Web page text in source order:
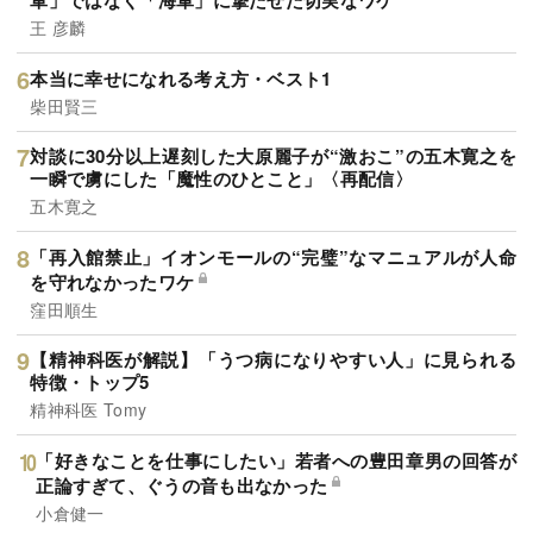
王 彦麟
本当に幸せになれる考え方・ベスト1
柴田賢三
対談に30分以上遅刻した大原麗子が“激おこ”の五木寛之を
一瞬で虜にした「魔性のひとこと」〈再配信〉
五木寛之
「再入館禁止」イオンモールの“完璧”なマニュアルが人命
を守れなかったワケ
窪田順生
【精神科医が解説】「うつ病になりやすい人」に見られる
特徴・トップ5
精神科医 Tomy
「好きなことを仕事にしたい」若者への豊田章男の回答が
正論すぎて、ぐうの音も出なかった
小倉健一